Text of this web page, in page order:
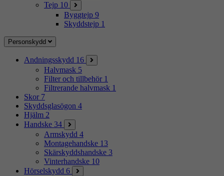
Tejp 10
Byggtejp 9
Skyddstejp 1
Personskydd
Andningsskydd 16
Halvmask 5
Filter och tillbehör 1
Filtrerande halvmask 1
Skor 7
Skyddsglasögon 4
Hjälm 2
Handske 34
Armskydd 4
Montagehandske 13
Skärskyddshandske 3
Vinterhandske 10
Hörselskydd 6